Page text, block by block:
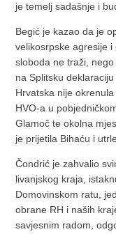
je temelj sadašnje i
Begić je kazao da je
velikosrpske agresije
sloboda ne traži,
na Splitsku
Hrvatska nije
HVO-a u
Glamoč te okolna
je prijetila Bihaću i
Čondrić je zahvalio
livanjskog kraja,
Domovinskom ratu,
obrane RH i naših
savjesnim radom,